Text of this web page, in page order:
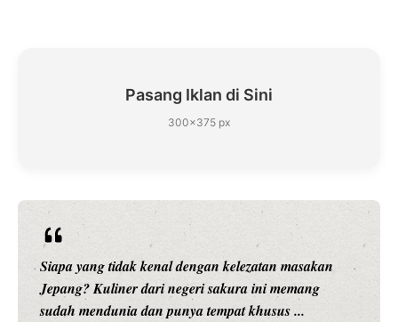
Pasang Iklan di Sini
300×375 px
Siapa yang tidak kenal dengan kelezatan masakan
Jepang? Kuliner dari negeri sakura ini memang
sudah mendunia dan punya tempat khusus ...